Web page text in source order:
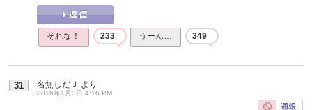
それな！ 233 うーん… 349
31 名無しだＪ より
2016年1月3日 4:16 PM